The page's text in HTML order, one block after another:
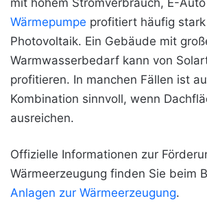
mit hohem Stromverbrauch, E-Auto
Wärmepumpe profitiert häufig
Photovoltaik. Ein Gebäude mit
Warmwasserbedarf kann von
profitieren. In manchen Fällen ist
Kombination sinnvoll, wenn
ausreichen.
Offizielle Informationen zur
Wärmeerzeugung finden Sie beim
Anlagen zur Wärmeerzeugung.